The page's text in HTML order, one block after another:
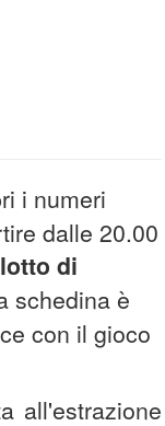
i numeri
dalle 20.00
di
schedina è
con il gioco
all'estrazione